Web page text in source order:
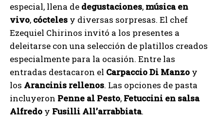
especial, llena de degustaciones, música en
vivo, cócteles y diversas sorpresas. El chef
Ezequiel Chirinos invitó a los presentes a
deleitarse con una selección de platillos creados
especialmente para la ocasión. Entre las
entradas destacaron el Carpaccio Di Manzo y
los Arancinis rellenos. Las opciones de pasta
incluyeron Penne al Pesto, Fetuccini en salsa
Alfredo y Fusilli All’arrabbiata.